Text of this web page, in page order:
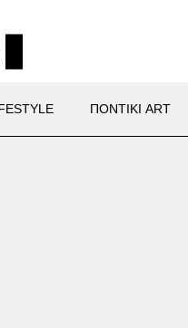
ΠΟΝΤΙΚΙ ART